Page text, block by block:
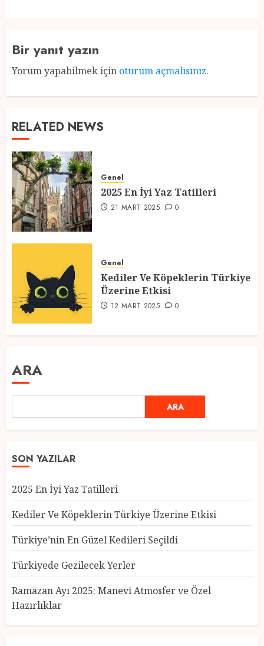
Bir yanıt yazın
Yorum yapabilmek için oturum açmalısınız.
RELATED NEWS
Genel
2025 En İyi Yaz Tatilleri
21 MART 2025 0
Genel
Kediler Ve Köpeklerin Türkiye
Üzerine Etkisi
12 MART 2025 0
ARA
ARA
SON YAZILAR
2025 En İyi Yaz Tatilleri
Kediler Ve Köpeklerin Türkiye Üzerine Etkisi
Türkiye’nin En Güzel Kedileri Seçildi
Türkiyede Gezilecek Yerler
Ramazan Ayı 2025: Manevi Atmosfer ve Özel
Hazırlıklar
Türkiye’nin En Güzel Kedileri
Seçildi
12 MART 2025